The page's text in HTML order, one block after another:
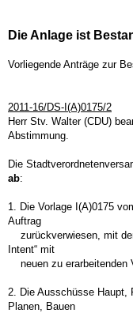
Die Anlage ist
Vorliegende Anträge zur
2011-16/DS-I(A)0175/2
Herr Stv. Walter (CDU)
Abstimmung.
Die
ab:
1. Die Vorlage I(A)0175
Auftrag
zurückverwiesen, mit
Intent“ mit
neuen zu erarbeitenden
2. Die Ausschüsse Haupt,
Planen, Bauen